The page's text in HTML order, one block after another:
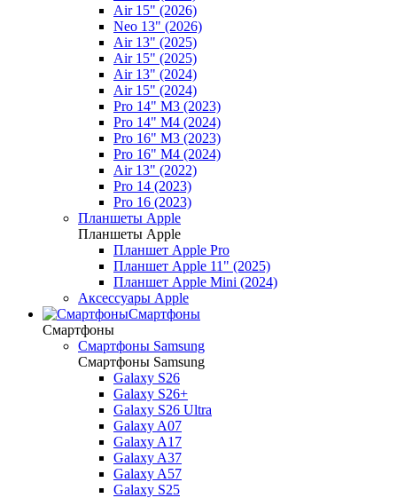
Air 15" (2026)
Neo 13" (2026)
Air 13" (2025)
Air 15" (2025)
Air 13" (2024)
Air 15" (2024)
Pro 14" M3 (2023)
Pro 14" M4 (2024)
Pro 16" M3 (2023)
Pro 16" M4 (2024)
Air 13" (2022)
Pro 14 (2023)
Pro 16 (2023)
Планшеты Apple
Планшеты Apple
Планшет Apple Pro
Планшет Apple 11" (2025)
Планшет Apple Mini (2024)
Аксессуары Apple
Смартфоны
Смартфоны
Смартфоны Samsung
Смартфоны Samsung
Galaxy S26
Galaxy S26+
Galaxy S26 Ultra
Galaxy A07
Galaxy A17
Galaxy A37
Galaxy A57
Galaxy S25